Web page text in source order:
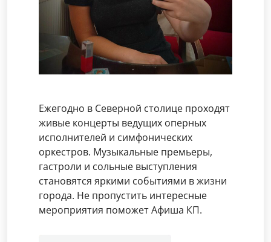
Ежегодно в Северной столице проходят
живые концерты ведущих оперных
исполнителей и симфонических
оркестров. Музыкальные премьеры,
гастроли и сольные выступления
становятся яркими событиями в жизни
города. Не пропустить интересные
мероприятия поможет Афиша КП.